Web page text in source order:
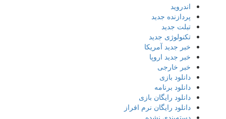
اندروید
پردازنده جدید
تبلت جدید
تکنولوژی جدید
خبر جدید آمریکا
خبر جدید اروپا
خبر خارجی
دانلود بازی
دانلود برنامه
دانلود رایگان بازی
دانلود رایگان نرم افراز
دسته‌بندی نشده